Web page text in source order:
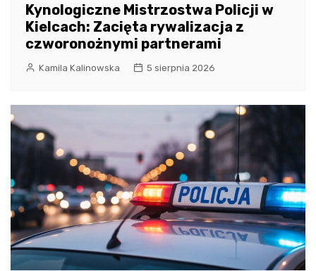
Kynologiczne Mistrzostwa Policji w
Kielcach: Zacięta rywalizacja z
czworonożnymi partnerami
Kamila Kalinowska 5 sierpnia 2026